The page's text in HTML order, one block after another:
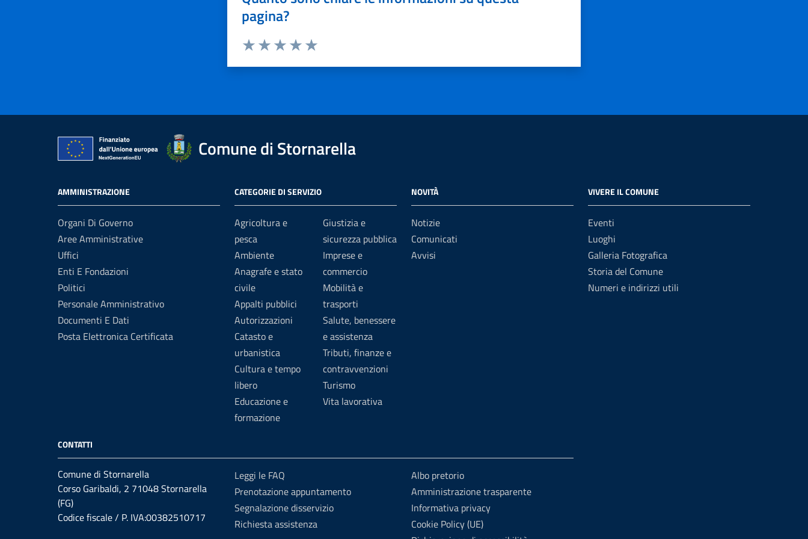
pagina?
Comune di Stornarella
AMMINISTRAZIONE
Organi Di Governo
Aree Amministrative
Uffici
Enti E Fondazioni
Politici
Personale Amministrativo
Documenti E Dati
Posta Elettronica Certificata
CATEGORIE DI SERVIZIO
Agricoltura e
pesca
Ambiente
Anagrafe e stato
civile
Appalti pubblici
Autorizzazioni
Catasto e
urbanistica
Cultura e tempo
libero
Educazione e
formazione
Giustizia e
sicurezza pubblica
Imprese e
commercio
Mobilità e
trasporti
Salute, benessere
e assistenza
Tributi, finanze e
contravvenzioni
Turismo
Vita lavorativa
NOVITÀ
Notizie
Comunicati
Avvisi
VIVERE IL COMUNE
Eventi
Luoghi
Galleria Fotografica
Storia del Comune
Numeri e indirizzi utili
CONTATTI
Comune di Stornarella
Corso Garibaldi, 2 71048 Stornarella
(FG)
Codice fiscale / P. IVA:00382510717
Leggi le FAQ
Prenotazione appuntamento
Segnalazione disservizio
Richiesta assistenza
Albo pretorio
Amministrazione trasparente
Informativa privacy
Cookie Policy (UE)